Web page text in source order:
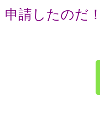
申請したのだ！